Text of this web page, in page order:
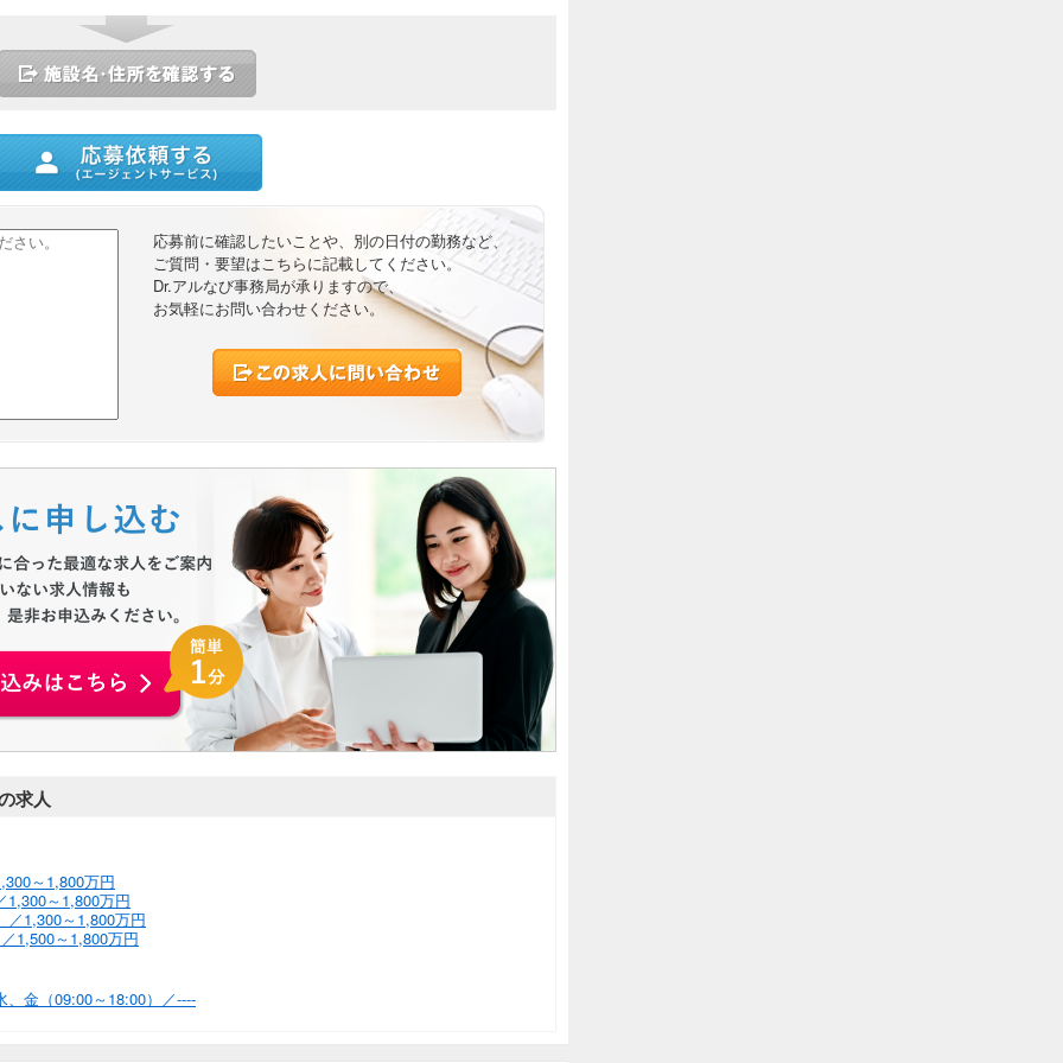
トに追加
応募前に確認したいことや、別の日付の勤務など、
ご質問・要望はこちらに記載してください。
Dr.アルなび事務局が承りますので、
お気軽にお問い合わせください。
お申込みはこちらから
求人
～1,800万円
1,300～1,800万円
／1,300～1,800万円
1,500～1,800万円
金（09:00～18:00）／----